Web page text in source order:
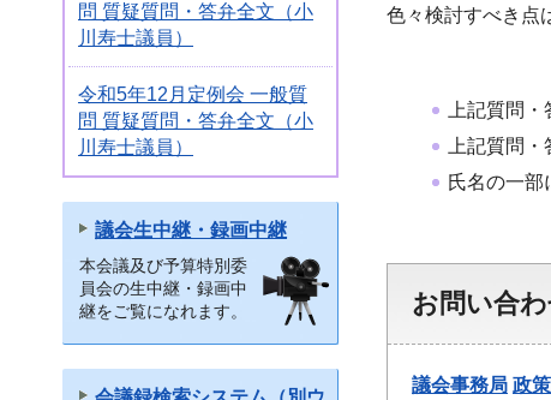
問 質疑質問・答弁全文（小
川寿士議員）
令和5年12月定例会 一般質
問 質疑質問・答弁全文（小
川寿士議員）
議会生中継・録画中継
本会議及び予算特別委
員会の生中継・録画中
継をご覧になれます。
色々検討すべき点
上記質問
上記質問
氏名の一部
お問い合
議会事務局 政